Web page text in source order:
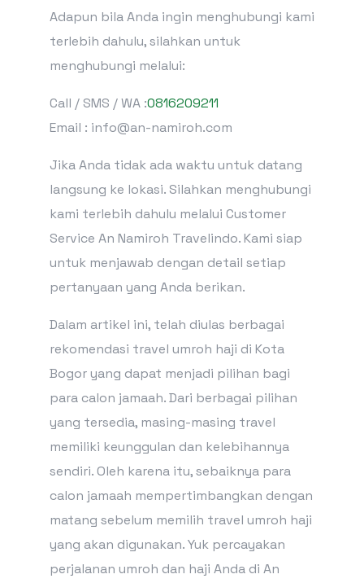
Adapun bila Anda ingin menghubungi kami
terlebih dahulu, silahkan untuk
menghubungi melalui:
Call / SMS / WA :0816209211
Email : info@an-namiroh.com
Jika Anda tidak ada waktu untuk datang
langsung ke lokasi. Silahkan menghubungi
kami terlebih dahulu melalui Customer
Service An Namiroh Travelindo. Kami siap
untuk menjawab dengan detail setiap
pertanyaan yang Anda berikan.
Dalam artikel ini, telah diulas berbagai
rekomendasi travel umroh haji di Kota
Bogor yang dapat menjadi pilihan bagi
para calon jamaah. Dari berbagai pilihan
yang tersedia, masing-masing travel
memiliki keunggulan dan kelebihannya
sendiri. Oleh karena itu, sebaiknya para
calon jamaah mempertimbangkan dengan
matang sebelum memilih travel umroh haji
yang akan digunakan. Yuk percayakan
perjalanan umroh dan haji Anda di An